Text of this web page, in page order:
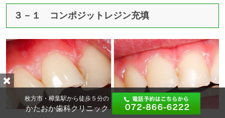
３－１ コンポジットレジン充填
枚方市・樟葉駅から徒歩５分の
かたおか歯科クリニック